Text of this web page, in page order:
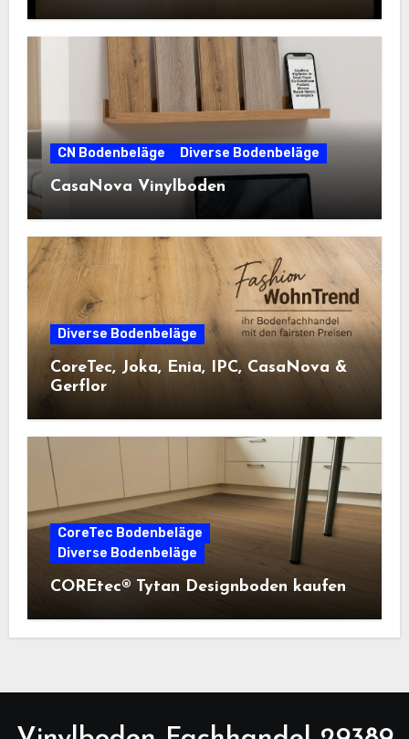
CN Bodenbeläge Diverse Bodenbeläge
CasaNova Vinylboden
Diverse Bodenbeläge
CoreTec, Joka, Enia, IPC, CasaNova &
Gerflor
CoreTec Bodenbeläge
Diverse Bodenbeläge
COREtec® Tytan Designboden kaufen